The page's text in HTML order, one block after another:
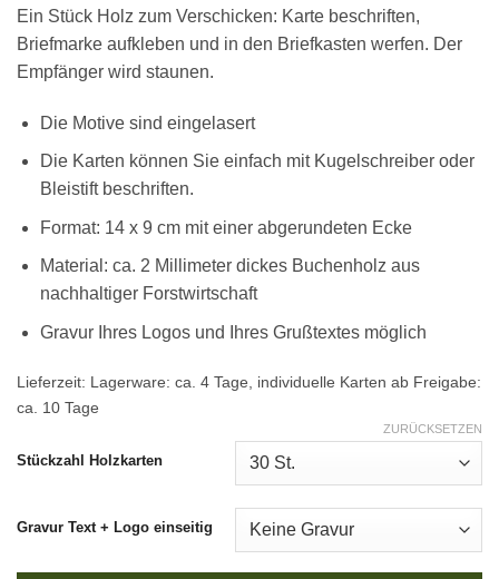
Ein Stück Holz zum Verschicken: Karte beschriften,
Briefmarke aufkleben und in den Briefkasten werfen. Der
Empfänger wird staunen.
Die Motive sind eingelasert
Die Karten können Sie einfach mit Kugelschreiber oder
Bleistift beschriften.
Format: 14 x 9 cm mit einer abgerundeten Ecke
Material: ca. 2 Millimeter dickes Buchenholz aus
nachhaltiger Forstwirtschaft
Gravur Ihres Logos und Ihres Grußtextes möglich
Lieferzeit: Lagerware: ca. 4 Tage, individuelle Karten ab Freigabe:
ca. 10 Tage
Stückzahl Holzkarten
Gravur Text + Logo einseitig
ZURÜCKSETZEN